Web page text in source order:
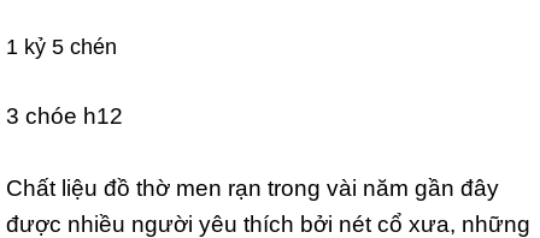
1 kỷ 5 chén
3 chóe h12
Chất liệu đồ thờ men rạn trong vài năm gần đây
được nhiều người yêu thích bởi nét cổ xưa, những